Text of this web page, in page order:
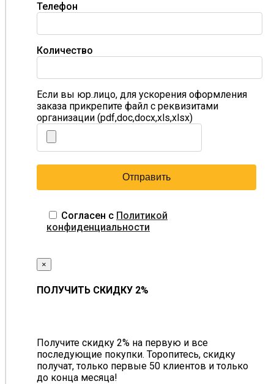
Телефон
Количество
Если вы юр.лицо, для ускорения оформления
заказа прикрепите файл с реквизитами
организации (pdf,doc,docx,xls,xlsx)
Согласен с Политикой
конфиденциальности
×
ПОЛУЧИТЬ СКИДКУ 2%
Получите скидку 2% на первую и все
последующие покупки. Торопитесь, скидку
получат, только первые 50 клиентов и только
до конца месяца!